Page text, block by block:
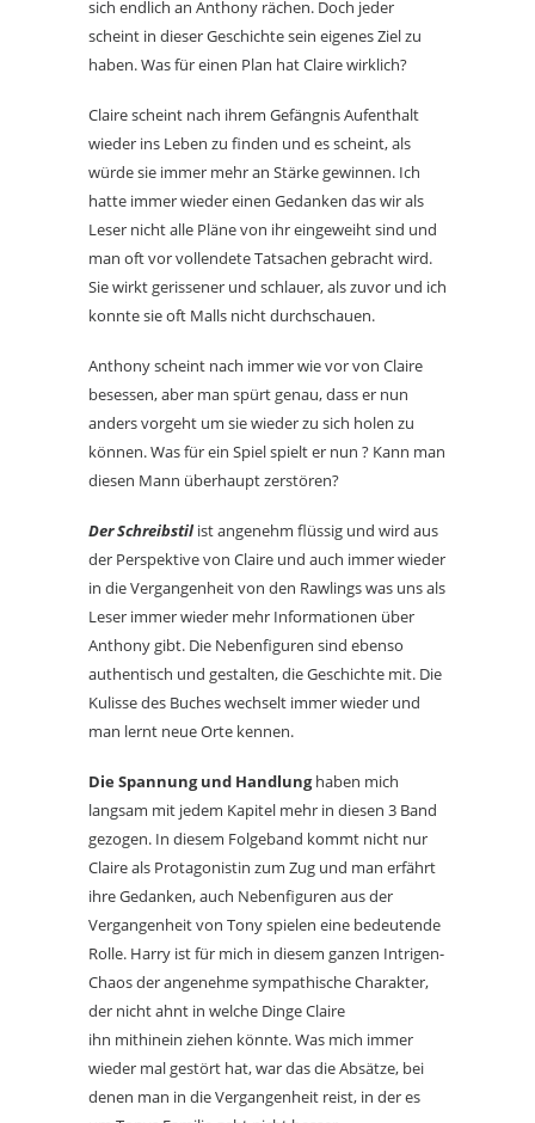
sich endlich an Anthony rächen. Doch jeder
scheint in dieser Geschichte sein eigenes Ziel zu
haben. Was für einen Plan hat Claire wirklich?
Claire scheint nach ihrem Gefängnis Aufenthalt
wieder ins Leben zu finden und es scheint, als
würde sie immer mehr an Stärke gewinnen. Ich
hatte immer wieder einen Gedanken das wir als
Leser nicht alle Pläne von ihr eingeweiht sind und
man oft vor vollendete Tatsachen gebracht wird.
Sie wirkt gerissener und schlauer, als zuvor und ich
konnte sie oft Malls nicht durchschauen.
Anthony scheint nach immer wie vor von Claire
besessen, aber man spürt genau, dass er nun
anders vorgeht um sie wieder zu sich holen zu
können. Was für ein Spiel spielt er nun ? Kann man
diesen Mann überhaupt zerstören?
Der Schreibstil ist angenehm flüssig und wird aus
der Perspektive von Claire und auch immer wieder
in die Vergangenheit von den Rawlings was uns als
Leser immer wieder mehr Informationen über
Anthony gibt. Die Nebenfiguren sind ebenso
authentisch und gestalten, die Geschichte mit. Die
Kulisse des Buches wechselt immer wieder und
man lernt neue Orte kennen.
Die Spannung und Handlunghaben mich
langsam mit jedem Kapitel mehr in diesen 3 Band
gezogen. In diesem Folgeband kommt nicht nur
Claire als Protagonistin zum Zug und man erfährt
ihre Gedanken, auch Nebenfiguren aus der
Vergangenheit von Tony spielen eine bedeutende
Rolle. Harry ist für mich in diesem ganzen Intrigen-
Chaos der angenehme sympathische Charakter,
der nicht ahnt in welche Dinge Claire
ihn mithinein ziehen könnte. Was mich immer
wieder mal gestört hat, war das die Absätze, bei
denen man in die Vergangenheit reist, in der es